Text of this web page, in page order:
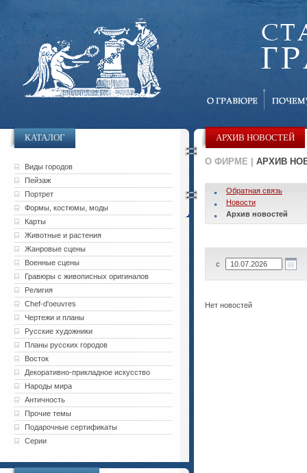
КАТАЛОГ
Виды городов
Пейзаж
Портрет
Формы, костюмы, моды
Карты
Животные и растения
Жанровые сцены
Военные сцены
Гравюры с живописных оригиналов
Религия
Chef-d'oeuvres
Чертежи и планы
Русские художники
Планы русских городов
Восток
Декоративно-прикладное искусство
Народы мира
Античность
Прочие темы
Подарочные сертификаты
Серии
АРХИВ НОВОСТЕЙ
О ФИРМЕ | АРХИВ
Обратная связь
Новости
Архив новостей
с
Нет новостей